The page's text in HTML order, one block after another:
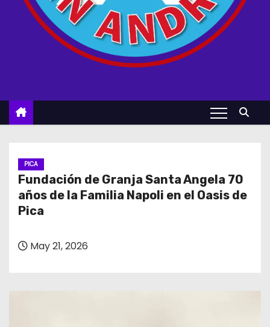
PICA
Fundación de Granja Santa Angela 70
años de la Familia Napoli en el Oasis de
Pica
May 21, 2026